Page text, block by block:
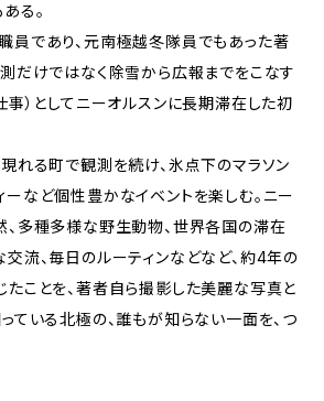
る。
員であり、元南極越冬隊員でもあった著
だけではなく除雪から広報までをこなす
事）としてニーオルスンに長期滞在した初
れる町で観測を続け、氷点下のマラソン
など個性豊かなイベントを楽しむ。ニー
、多種多様な野生動物、世界各国の滞在
流、毎日のルーティンなどなど、約4年の
ことを、著者自ら撮影した美麗な写真と
ている北極の、誰もが知らない一面を、つ